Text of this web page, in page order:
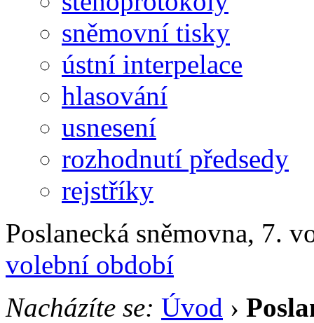
sněmovní tisky
ústní interpelace
hlasování
usnesení
rozhodnutí předsedy
rejstříky
Poslanecká sněmovna, 7.
volební období
Nacházíte se: Úvod ›